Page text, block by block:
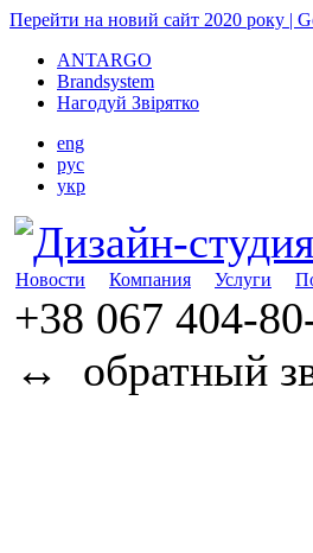
Перейти на новий сайт 2020 року |
ANTARGO
Brandsystem
Нагодуй Звірятко
eng
рус
укр
Новости Компания Услуги
+38 067 404-
↔
обратный